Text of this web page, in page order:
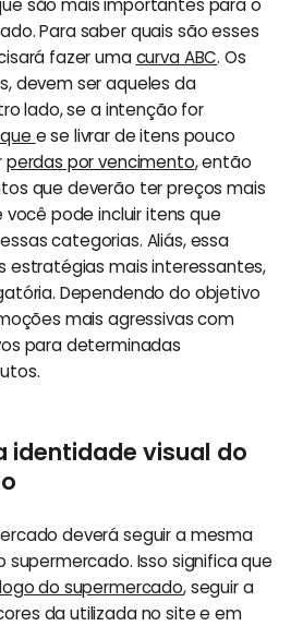
são mais importantes para o
Para saber quais são esses
fazer umacurva ABC. Os
devem ser aqueles da
lado, se a intenção for
e se livrar de itens pouco
perdas por vencimento, então
que deverão ter preços mais
pode incluir itens que
categorias. Aliás, essa
estratégias mais interessantes,
Dependendo do objetivo
mais agressivas com
para determinadas
identidade visual do
deverá seguir a mesma
supermercado. Isso significa que
logo do supermercado, seguir a
da utilizada no site e em